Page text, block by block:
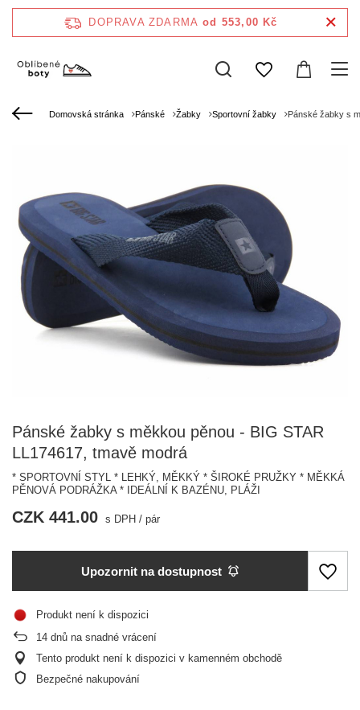
DOPRAVA ZDARMA od 553,00 Kč
Domovská stránka Pánské Žabky Sportovní žabky Pánské žabky s
Pánské žabky s měkkou pěnou - BIG STAR
LL174617, tmavě modrá
* SPORTOVNÍ STYL * LEHKÝ, MĚKKÝ * ŠIROKÉ PRUŽKY * MĚKKÁ
PĚNOVÁ PODRÁŽKA * IDEÁLNÍ K BAZÉNU, PLÁŽI
CZK 441.00 s DPH / pár
Upozornit na dostupnost
Produkt není k dispozici
14 dnů na snadné vrácení
Tento produkt není k dispozici v kamenném obchodě
Bezpečné nakupování